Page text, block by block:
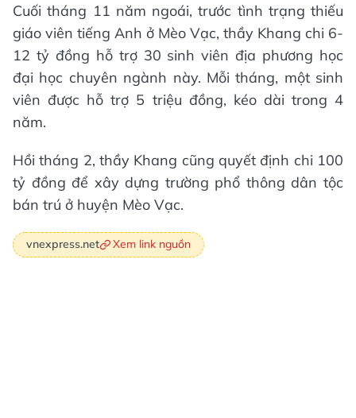
Cuối tháng 11 năm ngoái, trước tình trạng thiếu
giáo viên tiếng Anh ở Mèo Vạc, thầy Khang chi 6-
12 tỷ đồng hỗ trợ 30 sinh viên địa phương học
đại học chuyên ngành này. Mỗi tháng, một sinh
viên được hỗ trợ 5 triệu đồng, kéo dài trong 4
năm.
Hồi tháng 2, thầy Khang cũng quyết định chi 100
tỷ đồng để xây dựng trường phổ thông dân tộc
bán trú ở huyện Mèo Vạc.
vnexpress.net Xem link nguồn